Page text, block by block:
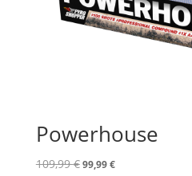
Powerhouse
109,99€Ursprünglicher
99,99€Aktueller